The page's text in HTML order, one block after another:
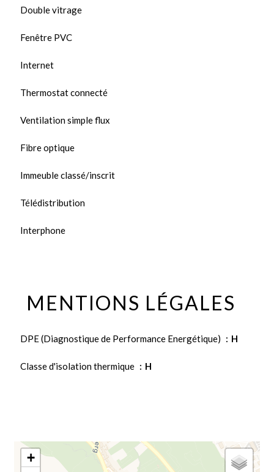
Double vitrage
Fenêtre PVC
Internet
Thermostat connecté
Ventilation simple flux
Fibre optique
Immeuble classé/inscrit
Télédistribution
Interphone
MENTIONS LÉGALES
DPE (Diagnostique de Performance Energétique) H
Classe d'isolation thermique H
+